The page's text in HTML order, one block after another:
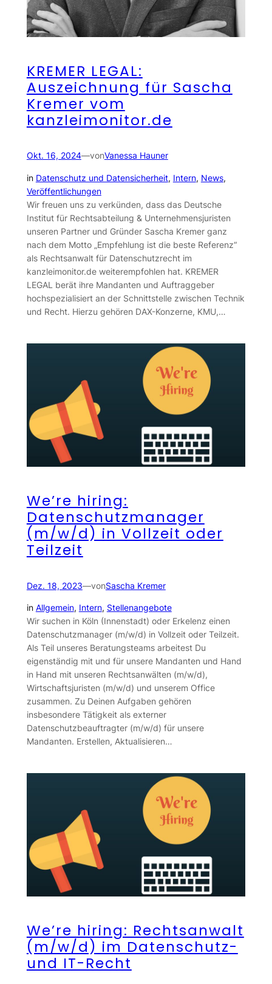
KREMER LEGAL:
Auszeichnung für Sascha
Kremer vom
kanzleimonitor.de
Okt. 16, 2024—vonVanessa Hauner
in Datenschutz und Datensicherheit, Intern, News
Veröffentlichungen
Wir freuen uns zu verkünden, dass das Deutsche
Institut für Rechtsabteilung & Unternehmensjuristen
unseren Partner und Gründer Sascha Kremer ganz
nach dem Motto „Empfehlung ist die beste Referenz“
als Rechtsanwalt für Datenschutzrecht im
kanzleimonitor.de weiterempfohlen hat. KREMER
LEGAL berät ihre Mandanten und Auftraggeber
hochspezialisiert an der Schnittstelle zwischen Technik
und Recht. Hierzu gehören DAX-Konzerne, KMU,…
We’re hiring:
Datenschutzmanager
(m/w/d) in Vollzeit oder
Teilzeit
Dez. 18, 2023—vonSascha Kremer
in Allgemein, Intern, Stellenangebote
Wir suchen in Köln (Innenstadt) oder Erkelenz einen
Datenschutzmanager (m/w/d) in Vollzeit oder Teilzeit.
Als Teil unseres Beratungsteams arbeitest Du
eigenständig mit und für unsere Mandanten und Hand
in Hand mit unseren Rechtsanwälten (m/w/d),
Wirtschaftsjuristen (m/w/d) und unserem Office
zusammen. Zu Deinen Aufgaben gehören
insbesondere Tätigkeit als externer
Datenschutzbeauftragter (m/w/d) für unsere
Mandanten. Erstellen, Aktualisieren…
We’re hiring: Rechtsanwalt
(m/w/d) im Datenschutz-
und IT-Recht